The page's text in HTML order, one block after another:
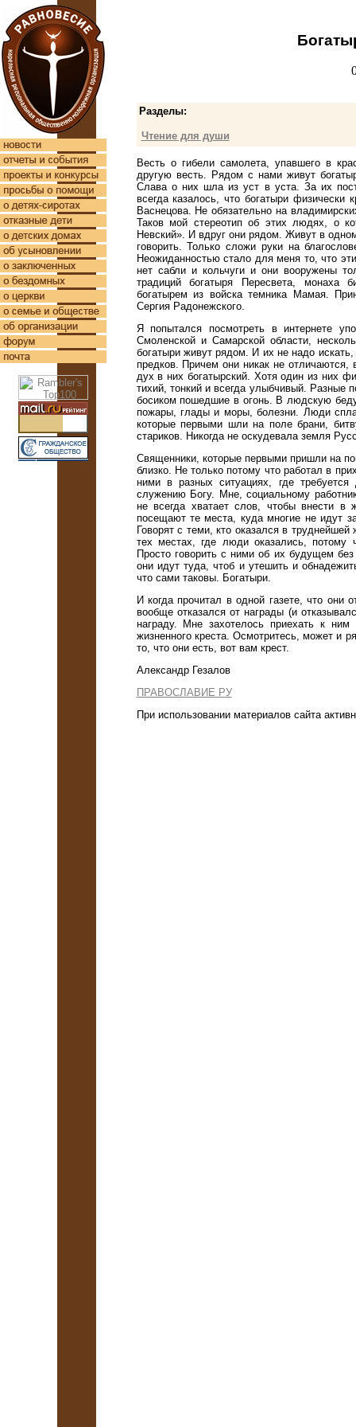
Разделы:
Чтение для души
Весть о гибели самолета, упавшего в
другую весть. Рядом с нами живут
Слава о них шла из уст в уста. За их
всегда казалось, что богатыри физически
Васнецова. Не обязательно на
Таков мой стереотип об этих людях, о
Невский». И вдруг они рядом. Живут в
говорить. Только сложи руки на
Неожиданностью стало для меня то, что
нет сабли и кольчуги и они вооружены
традиций богатыря Пересвета,
богатырем из войска темника Мамая.
Сергия Радонежского.
Я попытался посмотреть в интернете
Смоленской и Самарской области,
богатыри живут рядом. И их не надо
предков. Причем они никак не отличаются,
дух в них богатырский. Хотя один из них
тихий, тонкий и всегда улыбчивый. Разные
босиком пошедшие в огонь. В людскую
пожары, глады и моры, болезни. Люди
которые первыми шли на поле брани,
стариков. Никогда не оскудевала земля
Священники, которые первыми пришли на
близко. Не только потому что работал в
ними в разных ситуациях, где
служению Богу. Мне, социальному
не всегда хватает слов, чтобы внести в
посещают те места, куда многие не идут
Говорят с теми, кто оказался в
тех местах, где люди оказались, потому
Просто говорить с ними об их будущем
они идут туда, чтоб и утешить и
что сами таковы. Богатыри.
И когда прочитал в одной газете, что они
вообще отказался от награды (и
награду. Мне захотелось приехать к
жизненного креста. Осмотритесь, может и
то, что они есть, вот вам крест.
Александр Гезалов
ПРАВОСЛАВИЕ РУ
При использовании материалов сайта